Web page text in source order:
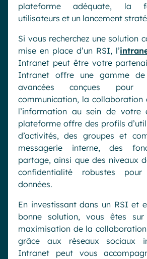
plateforme adéquate, la
utilisateurs et un lancement
Si vous recherchez une solution
mise en place d’un RSI, l’
Intranet peut être votre
Intranet offre une gamme de
avancées conçues pour
communication, la
l’information au sein de votre
plateforme offre des profils
d’activités, des groupes et
messagerie interne, des
partage, ainsi que des niveaux
confidentialité robustes
données.
En investissant dans un RSI et
bonne solution, vous êtes
maximisation de la
grâce aux réseaux sociaux
Intranet peut vous